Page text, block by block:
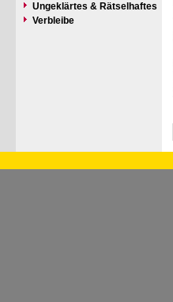
Ungeklärtes & Rätselhaftes
Verbleibe